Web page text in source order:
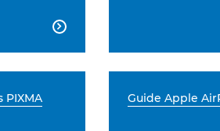

Guide Apple